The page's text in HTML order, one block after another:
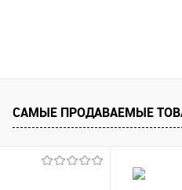
САМЫЕ ПРОДАВАЕМЫЕ